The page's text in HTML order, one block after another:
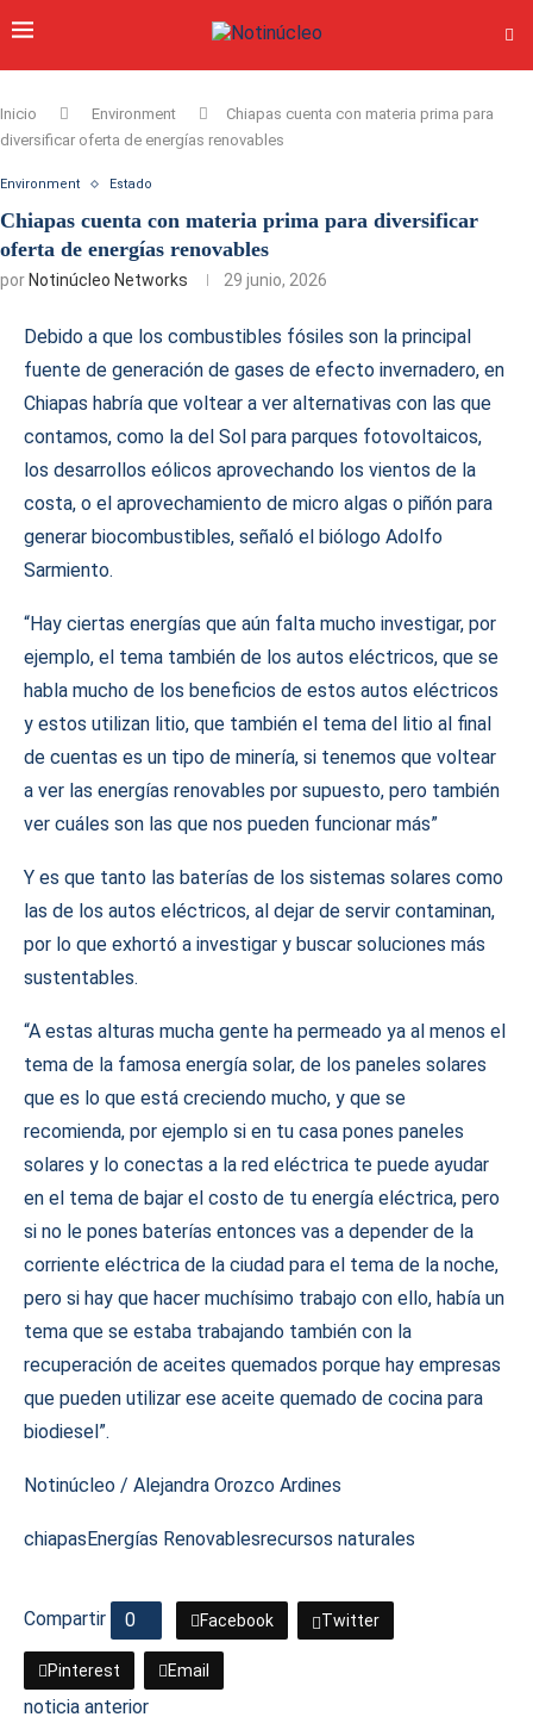
Inicio Environment
Chiapas cuenta con materia prima para
diversificar oferta de energías renovables
Environment Estado
Chiapas cuenta con materia prima para diversificar
oferta de energías renovables
por Notinúcleo Networks 29 junio, 2026
Debido a que los combustibles fósiles son la principal
fuente de generación de gases de efecto invernadero, en
Chiapas habría que voltear a ver alternativas con las que
contamos, como la del Sol para parques fotovoltaicos,
los desarrollos eólicos aprovechando los vientos de la
costa, o el aprovechamiento de micro algas o piñón para
generar biocombustibles, señaló el biólogo Adolfo
Sarmiento.
“Hay ciertas energías que aún falta mucho investigar, por
ejemplo, el tema también de los autos eléctricos, que se
habla mucho de los beneficios de estos autos eléctricos
y estos utilizan litio, que también el tema del litio al final
de cuentas es un tipo de minería, si tenemos que voltear
a ver las energías renovables por supuesto, pero también
ver cuáles son las que nos pueden funcionar más”
Y es que tanto las baterías de los sistemas solares como
las de los autos eléctricos, al dejar de servir contaminan,
por lo que exhortó a investigar y buscar soluciones más
sustentables.
“A estas alturas mucha gente ha permeado ya al menos el
tema de la famosa energía solar, de los paneles solares
que es lo que está creciendo mucho, y que se
recomienda, por ejemplo si en tu casa pones paneles
solares y lo conectas a la red eléctrica te puede ayudar
en el tema de bajar el costo de tu energía eléctrica, pero
si no le pones baterías entonces vas a depender de la
corriente eléctrica de la ciudad para el tema de la noche,
pero si hay que hacer muchísimo trabajo con ello, había un
tema que se estaba trabajando también con la
recuperación de aceites quemados porque hay empresas
que pueden utilizar ese aceite quemado de cocina para
biodiesel”.
Notinúcleo / Alejandra Orozco Ardines
chiapasEnergías Renovablesrecursos naturales
Compartir 0 Facebook Twitter
Pinterest Email
noticia anterior